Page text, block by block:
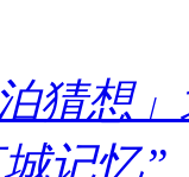
猜想
记忆”